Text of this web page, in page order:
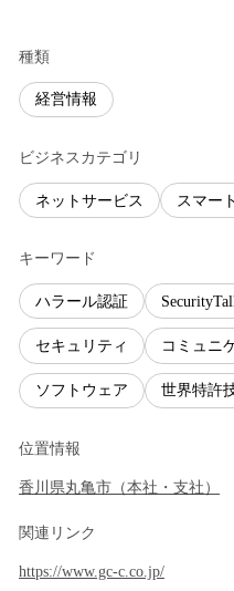
種類
経営情報
ビジネスカテゴリ
ネットサービス スマー
キーワード
ハラール認証
セキュリティ コミュニ
ソフトウェア 世界特許
位置情報
香川県丸亀市 （本社・支社 ）
関連リンク
https://www.gc-c.co.jp/